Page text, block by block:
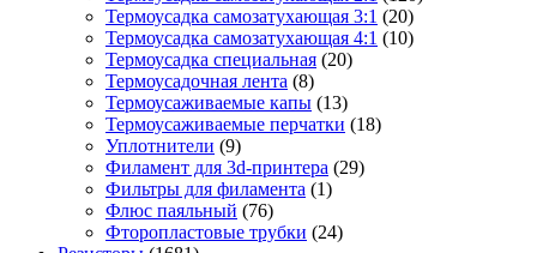
Термоусадка самозатухающая 3:1 (20)
Термоусадка самозатухающая 4:1 (10)
Термоусадка специальная (20)
Термоусадочная лента (8)
Термоусаживаемые капы (13)
Термоусаживаемые перчатки (18)
Уплотнители (9)
Филамент для 3d-принтера (29)
Фильтры для филамента (1)
Флюс паяльный (76)
Фторопластовые трубки (24)